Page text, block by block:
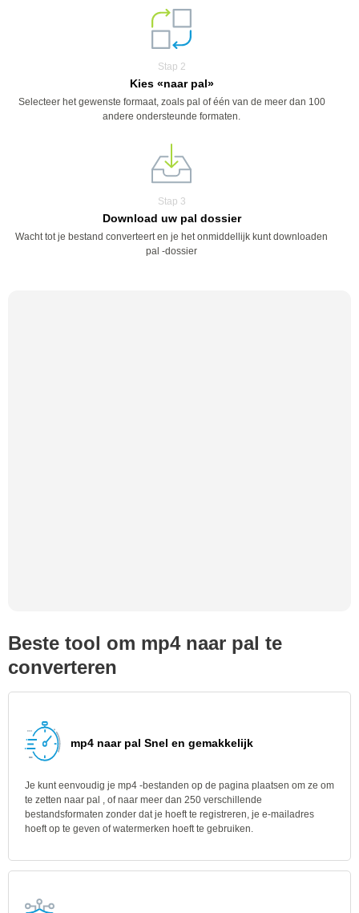
Stap 2
Kies «naar pal»
Selecteer het gewenste formaat, zoals pal of één van de meer dan 100
andere ondersteunde formaten.
Stap 3
Download uw pal dossier
Wacht tot je bestand converteert en je het onmiddellijk kunt downloaden
pal -dossier
Beste tool om mp4 naar pal te
converteren
mp4 naar pal Snel en gemakkelijk
Je kunt eenvoudig je mp4 -bestanden op de pagina plaatsen om ze om
te zetten naar pal , of naar meer dan 250 verschillende
bestandsformaten zonder dat je hoeft te registreren, je e-mailadres
hoeft op te geven of watermerken hoeft te gebruiken.